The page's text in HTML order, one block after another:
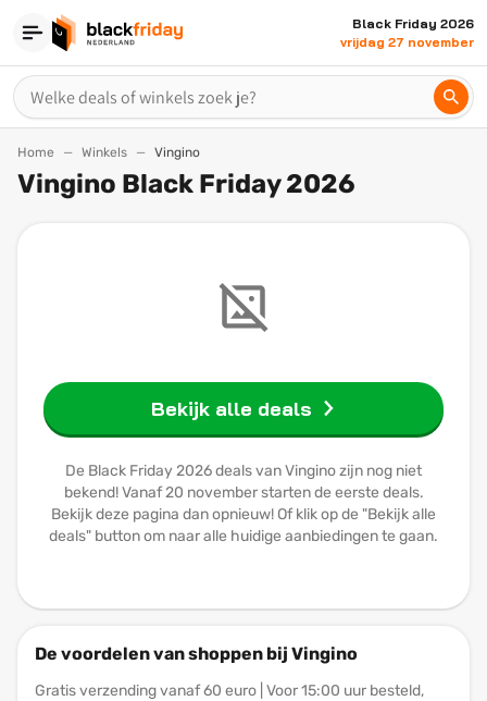
Black Friday 2026
vrijdag 27 november
Home Winkels Vingino
Vingino Black Friday 2026
Bekijk alle deals
De Black Friday 2026 deals van Vingino zijn nog niet
bekend! Vanaf 20 november starten de eerste deals.
Bekijk deze pagina dan opnieuw! Of klik op de "Bekijk alle
deals" button om naar alle huidige aanbiedingen te gaan.
De voordelen van shoppen bij Vingino
Gratis verzending vanaf 60 euro | Voor 15:00 uur besteld,